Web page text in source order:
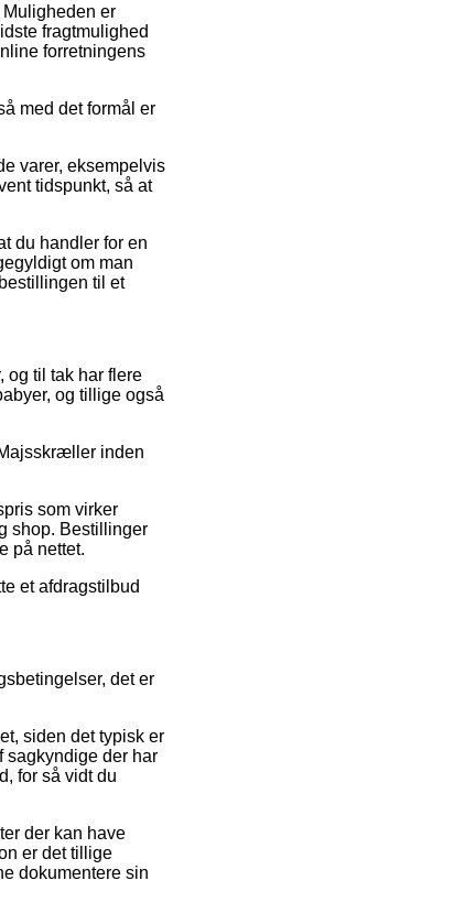
er
fragtmulighed
forretningens
med det formål er
varer, eksempelvis
tidspunkt, så at
du handler for en
om man
til et
og til tak har flere
og tillige også
inden
som virker
shop. Bestillinger
på nettet.
et afdragstilbud
det er
siden det typisk er
sagkyndige der har
for så vidt du
der kan have
er det tillige
dokumentere sin